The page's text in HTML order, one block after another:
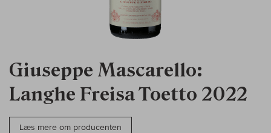
Giuseppe Mascarello:
Langhe Freisa Toetto 2022
Læs mere om producenten